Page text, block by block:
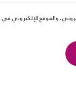
والموقع الإلكتروني